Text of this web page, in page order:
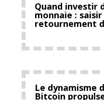
Quand investir
monnaie :
retournement
Le dynamisme
Bitcoin